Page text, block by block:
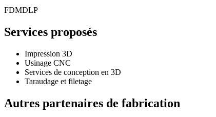
FDMDLP
Services proposés
Impression 3D
Usinage CNC
Services de conception en 3D
Taraudage et filetage
Autres partenaires de fabrication